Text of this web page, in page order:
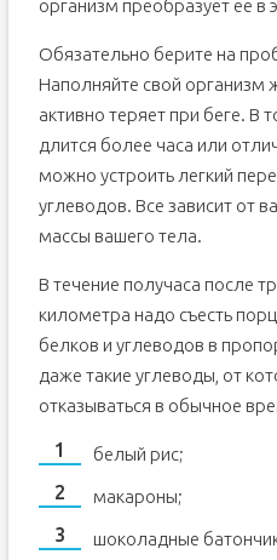
организм преобразует ее в
Обязательно берите на
Наполняйте свой организм
активно теряет при беге. В
длится более часа или
можно устроить легкий
углеводов. Все зависит от
массы вашего тела.
В течение получаса после
километра надо съесть
белков и углеводов в
даже такие углеводы, от
отказываться в обычное
белый рис;
макароны;
шоколадные